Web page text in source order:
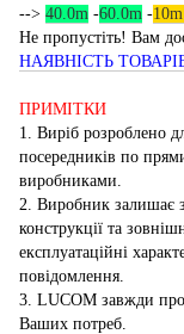
--> 40.0m -60.0m -
Не пропустіть! Вам
НАЯВНІСТЬ
ПРИМІТКИ
1. Виріб розроблено
посередників по
виробниками.
2. Виробник залишає
конструкції та
експлуатаційні
повідомлення.
3. LUCOM завжди
Ваших потреб.